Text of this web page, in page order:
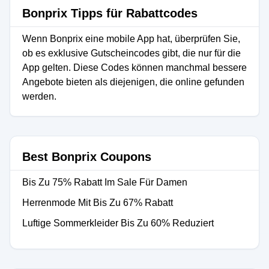
Bonprix Tipps für Rabattcodes
Wenn Bonprix eine mobile App hat, überprüfen Sie,
ob es exklusive Gutscheincodes gibt, die nur für die
App gelten. Diese Codes können manchmal bessere
Angebote bieten als diejenigen, die online gefunden
werden.
Best Bonprix Coupons
Bis Zu 75% Rabatt Im Sale Für Damen
Herrenmode Mit Bis Zu 67% Rabatt
Luftige Sommerkleider Bis Zu 60% Reduziert